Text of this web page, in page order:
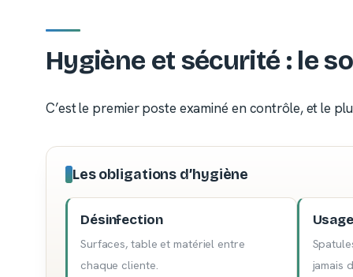
Hygiène et sécurité : le
C’est le premier poste examiné en contrôle, et le
Les obligations d’hygiène
Désinfection
Surfaces, table et matériel entre
chaque cliente.
jamais